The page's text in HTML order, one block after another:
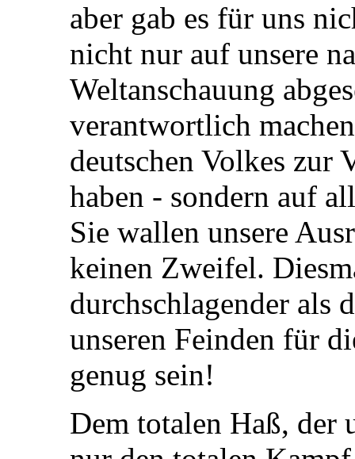
aber gab es für uns
nicht nur auf unsere
Weltanschauung
verantwortlich
deutschen Volkes zur
haben - sondern auf
Sie wallen unsere
keinen Zweifel.
durchschlagender als
unseren Feinden für
genug sein!
Dem totalen Haß, der